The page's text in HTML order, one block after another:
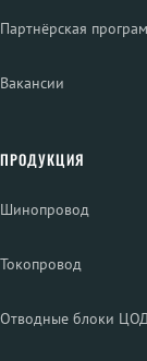
Партнёрская
Вакансии
ПРОДУКЦИЯ
Шинопровод
Токопровод
Отводные блоки